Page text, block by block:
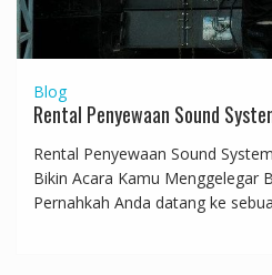
Blog
Rental Penyewaan Sound
Rental Penyewaan Sound
Bikin Acara Kamu Menggelegar
Pernahkah Anda datang ke